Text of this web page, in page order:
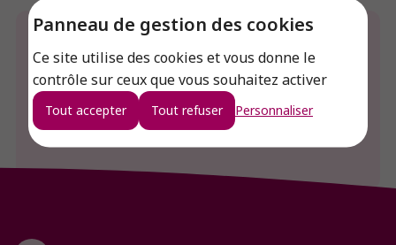
Panneau de gestion des cookies
Ce site utilise des cookies et vous donne le
contrôle sur ceux que vous souhaitez activer
Tout accepter Tout refuser Personnaliser
Envie de connaitre le prix de ce produit ?
Connexion
Créer un compte